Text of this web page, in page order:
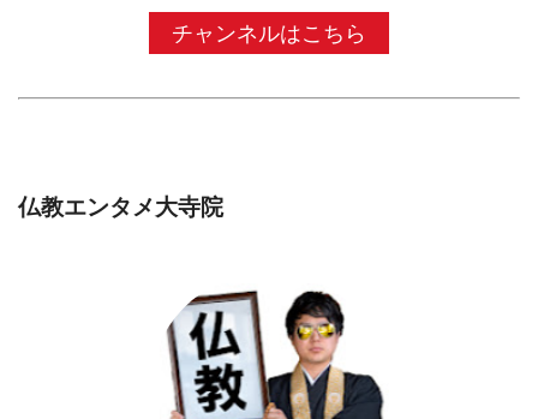
チャンネルはこちら
仏教エンタメ大寺院